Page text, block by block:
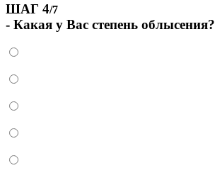
ШАГ 4/7
- Какая у Вас степень облысения?